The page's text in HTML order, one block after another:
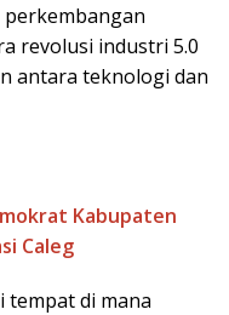
revolusi industri 5.0
antara teknologi dan
Kabupaten
Caleg
tempat di mana